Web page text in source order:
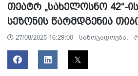
თეატრ „სახელოსნო 42“-
სეზონის წარმდგენია
27/08/2025 16:29:00 საზოგადოება,